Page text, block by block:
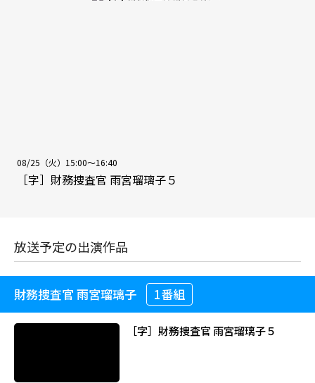
08/25（火）15:00～16:40
［字］財務捜査官 雨宮瑠璃子５
放送予定の出演作品
財務捜査官 雨宮瑠璃子 1番組
［字］財務捜査官 雨宮瑠璃子５